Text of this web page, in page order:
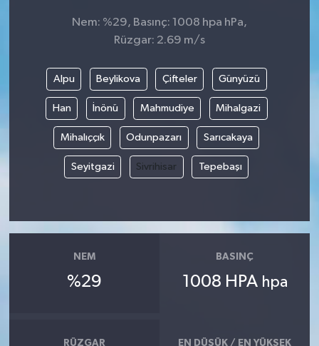
Nem: %29, Basınç: 1008 hpa hPa,
Rüzgar: 2.69 m/s
Alpu Beylikova Çifteler Günyüzü
Han İnönü Mahmudiye Mihalgazi
Mihalıççık Odunpazarı Sarıcakaya
Seyitgazi Sivrihisar Tepebaşı
NEM
%29
BASINÇ
1008 HPA hpa
RÜZGAR EN DÜŞÜK / EN YÜKSEK